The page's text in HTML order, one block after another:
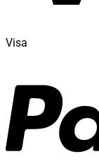
Visa